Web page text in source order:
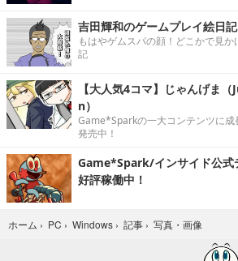
吉田輝和のゲームプレイ絵日記
もはやゲムスパの顔！どこかで見
記
【大人気4コマ】じゃんげま
n）
Game*Sparkの一大コンテンツに
発売中！
Game*Spark/インサイド公式
好評稼働中！
ホーム › PC › Windows › 記事 › 写真・画像